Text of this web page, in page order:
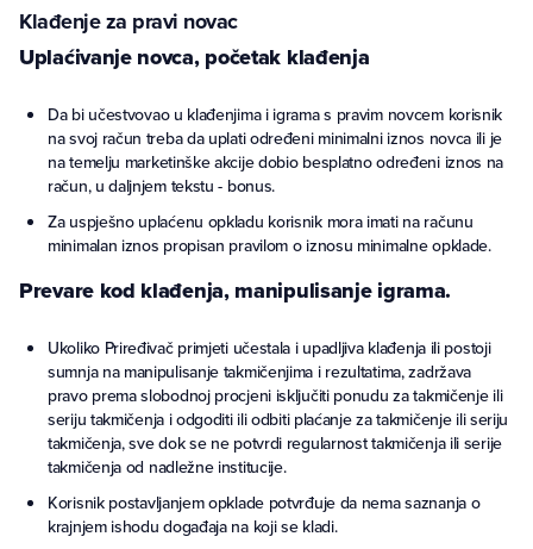
Klađenje za pravi novac
Uplaćivanje novca, početak klađenja
Da bi učestvovao u klađenjima i igrama s pravim novcem korisnik
na svoj račun treba da uplati određeni minimalni iznos novca ili je
na temelju marketinške akcije dobio besplatno određeni iznos na
račun, u daljnjem tekstu - bonus.
Za uspješno uplaćenu opkladu korisnik mora imati na računu
minimalan iznos propisan pravilom o iznosu minimalne opklade.
Prevare kod klađenja, manipulisanje igrama.
Ukoliko Priređivač primjeti učestala i upadljiva klađenja ili postoji
sumnja na manipulisanje takmičenjima i rezultatima, zadržava
pravo prema slobodnoj procjeni isključiti ponudu za takmičenje ili
seriju takmičenja i odgoditi ili odbiti plaćanje za takmičenje ili seriju
takmičenja, sve dok se ne potvrdi regularnost takmičenja ili serije
takmičenja od nadležne institucije.
Korisnik postavljanjem opklade potvrđuje da nema saznanja o
krajnjem ishodu događaja na koji se kladi.